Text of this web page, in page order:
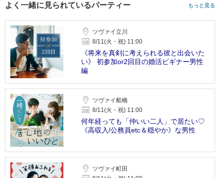
よく一緒に見られているパーティー もっと見る
ツヴァイ立川
8/11(火・祝) 11:00
《将来を真剣に考えられる彼と出会いた
い》 初参加or2回目の婚活ビギナー男性
編
ツヴァイ船橋
8/11(火・祝) 11:00
何年経っても「仲いい二人」で居たい♡
《高収入/公務員etc＆穏やか》な男性
ツヴァイ町田